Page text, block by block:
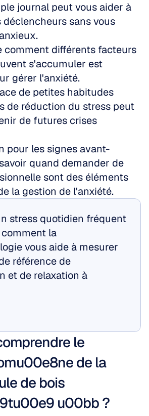
journal peut vous aider à
sans vous
comment différents facteurs
s'accumuler est
gérer l'anxiété.
de petites habitudes
de réduction du stress peut
de futures crises
pour les signes avant-
quand demander de
sont des éléments
la gestion de l'anxiété.
stress quotidien fréquent
la
vous aide à mesurer
référence de
et de relaxation à
le
de la
de bois
u00bb ?